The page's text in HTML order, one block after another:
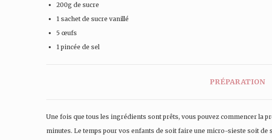
200g de sucre
1 sachet de sucre vanillé
5 œufs
1 pincée de sel
PRÉPARATION
Une fois que tous les ingrédients sont prêts, vous pouvez commencer la
minutes. Le temps pour vos enfants de soit faire une micro-sieste soit de